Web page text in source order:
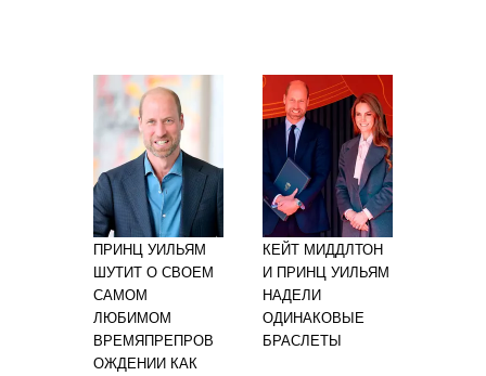
ПРИНЦ УИЛЬЯМ
ШУТИТ О СВОЕМ
САМОМ
ЛЮБИМОМ
ВРЕМЯПРЕПРОВ
ОЖДЕНИИ КАК
КЕЙТ МИДДЛТОН
И ПРИНЦ УИЛЬЯМ
НАДЕЛИ
ОДИНАКОВЫЕ
БРАСЛЕТЫ